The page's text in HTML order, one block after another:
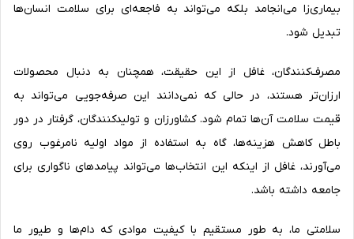
بیماری‌زا می‌انجامد بلکه می‌تواند به فاجعه‌ای برای سلامت انسان‌ها
تبدیل شود.
مصرف‌کنندگان، غافل از این حقیقت، همچنان به دنبال محصولات
ارزان‌تر هستند، در حالی که نمی‌دانند این صرفه‌جویی می‌تواند به
قیمت سلامت آن‌ها تمام شود. کشاورزان و تولیدکنندگان، گرفتار در دور
باطل کاهش هزینه‌ها، گاه به استفاده از مواد اولیه نامرغوب روی
می‌آورند، غافل از اینکه این انتخاب‌ها می‌تواند پیامدهای ناگواری برای
جامعه داشته باشد.
سلامتی ما، به طور مستقیم با کیفیت موادی که دام‌ها و طیور ما